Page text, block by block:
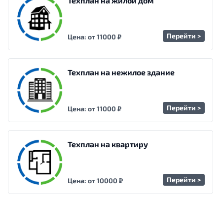
Цена: от 11000 ₽ Перейти >
Техплан на нежилое здание
Цена: от 11000 ₽ Перейти >
Техплан на квартиру
Цена: от 10000 ₽ Перейти >